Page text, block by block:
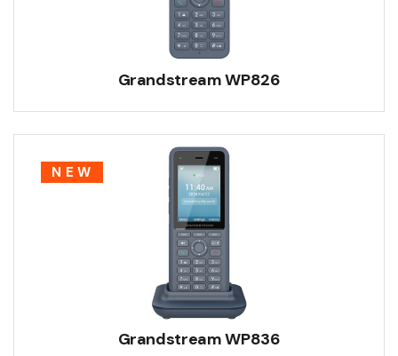
Grandstream WP826
NEW
Grandstream WP836